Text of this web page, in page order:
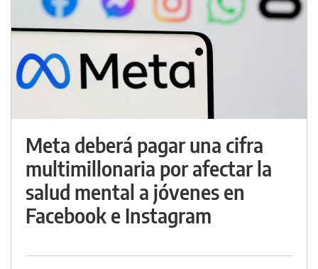
Meta deberá pagar una cifra
multimillonaria por afectar la
salud mental a jóvenes en
Facebook e Instagram